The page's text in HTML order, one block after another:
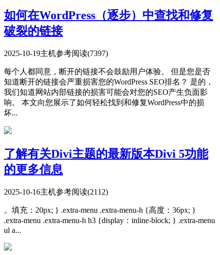
如何在WordPress（逐步）中查找和修复
破裂的链接
2025-10-19主机参考阅读(7397)
每个人都同意，断开的链接不会鼓励用户体验。 但是您是否
知道断开的链接会严重损害您的WordPress SEO排名？ 是的，
我们知道网站内部链接的损害可能会对您的SEO产生负面影
响。 本文向您展示了如何轻松找到和修复WordPress中的损
坏...
了解有关Divi主题的最新版本Divi 5功能
的更多信息
2025-10-16主机参考阅读(2112)
。填充：20px; } .extra-menu .extra-menu-h {高度：36px; }
.extra-menu .extra-menu-h h3 {display：inline-block; } .extra-menu
ul a...